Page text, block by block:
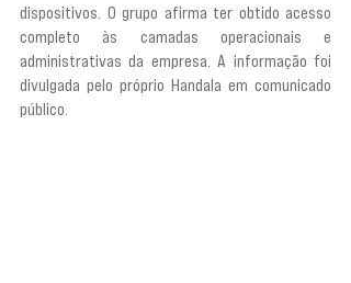
dispositivos. O grupo afirma ter obtido acesso
completo às camadas operacionais e
administrativas da empresa. A informação foi
divulgada pelo próprio Handala em comunicado
público.